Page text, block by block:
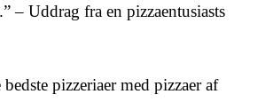
– Uddrag fra en pizzaentusiasts
pizzeriaer med pizzaer af